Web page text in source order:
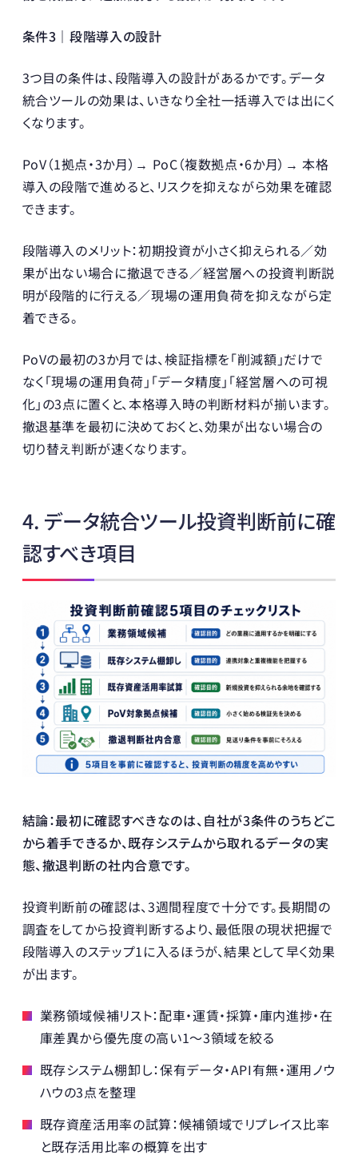
条件3｜段階導入の設計
3つ目の条件は、段階導入の設計があるかです。データ
統合ツールの効果は、いきなり全社一括導入では出にく
くなります。
PoV（1拠点・3か月）→ PoC（複数拠点・6か月）→ 本格
導入の段階で進めると、リスクを抑えながら効果を確認
できます。
段階導入のメリット：初期投資が小さく抑えられる／効
果が出ない場合に撤退できる／経営層への投資判断説
明が段階的に行える／現場の運用負荷を抑えながら定
着できる。
PoVの最初の3か月では、検証指標を「削減額」だけで
なく「現場の運用負荷」「データ精度」「経営層への可視
化」の3点に置くと、本格導入時の判断材料が揃います。
撤退基準を最初に決めておくと、効果が出ない場合の
切り替え判断が速くなります。
4. データ統合ツール投資判断前に確
認すべき項目
結論：最初に確認すべきなのは、自社が3条件のうちどこ
から着手できるか、既存システムから取れるデータの実
態、撤退判断の社内合意です。
投資判断前の確認は、3週間程度で十分です。長期間の
調査をしてから投資判断するより、最低限の現状把握で
段階導入のステップ1に入るほうが、結果として早く効果
が出ます。
業務領域候補リスト：配車・運賃・採算・庫内進捗・在
庫差異から優先度の高い1〜3領域を絞る
既存システム棚卸し：保有データ・API有無・運用ノウ
ハウの3点を整理
既存資産活用率の試算：候補領域でリプレイス比率
と既存活用比率の概算を出す